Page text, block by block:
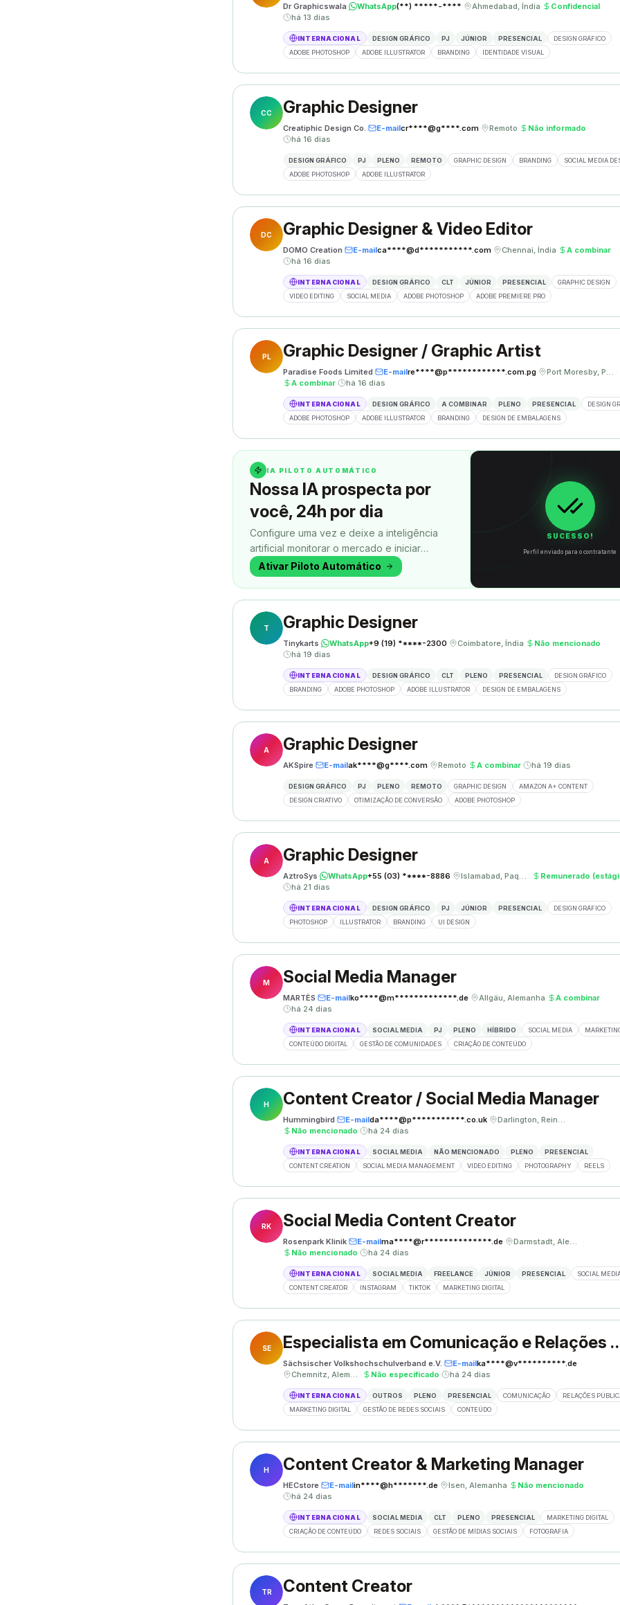
Dr Graphicswala· WhatsApp(**) *****-****· Ahmedabad, Índia· Confidencial·
há 13 dias
INTERNACIONAL DESIGN GRÁFICO PJ JÚNIOR PRESENCIAL
DESIGN GRÁFICO
ADOBE PHOTOSHOP
ADOBE ILLUSTRATOR BRANDING IDENTIDADE VISUAL
CC Graphic Designer
Creatiphic Design Co.· E-mailcr****@g****.com· Remoto· Não informado·
há 16 dias
DESIGN GRÁFICO PJ PLENO REMOTO GRAPHIC DESIGN BRANDING
SOCIAL MEDIA
ADOBE PHOTOSHOP
ADOBE ILLUSTRATOR
DC Graphic Designer & Video Editor
DOMO Creation· E-mailca****@d***********.com· Chennai, Índia· A combinar·
há 16 dias
INTERNACIONAL DESIGN GRÁFICO CLT JÚNIOR PRESENCIAL
GRAPHIC DESIGN
VIDEO EDITING
SOCIAL MEDIA ADOBE PHOTOSHOP ADOBE PREMIERE PRO
PL Graphic Designer / Graphic Artist
Paradise Foods Limited· E-mailre****@p************.com.pg· Port Moresby, Papua Nova Guiné ·
A combinar· há 16 dias
INTERNACIONAL DESIGN GRÁFICO A COMBINAR PLENO PRESENCIAL
DESIGN
ADOBE PHOTOSHOP
ADOBE ILLUSTRATOR BRANDING DESIGN DE EMBALAGENS
IA PILOTO AUTOMÁTICO
Nossa IA prospecta por
você, 24h por dia
Configure uma vez e deixe a inteligência
artificial monitorar o mercado e iniciar
contatos enquanto você faz outra coisa.
Ativar Piloto Automático
SUCESSO!
Perfil enviado para o contratante
T Graphic Designer
Tinykarts· WhatsApp+9 (19) *****-2300· Coimbatore, Índia· Não mencionado·
há 19 dias
INTERNACIONAL DESIGN GRÁFICO CLT PLENO PRESENCIAL
DESIGN GRÁFICO
BRANDING
ADOBE PHOTOSHOP ADOBE ILLUSTRATOR DESIGN DE EMBALAGENS
A Graphic Designer
AKSpire· E-mailak****@g****.com· Remoto· A combinar· há 19 dias
DESIGN GRÁFICO PJ PLENO REMOTO GRAPHIC DESIGN
AMAZON A+ CONTENT
DESIGN CRIATIVO
OTIMIZAÇÃO DE CONVERSÃO ADOBE PHOTOSHOP
A Graphic Designer
AztroSys· WhatsApp+55 (03) *****-8886· Islamabad, Paquistão ·
Remunerado
há 21 dias
INTERNACIONAL DESIGN GRÁFICO PJ JÚNIOR PRESENCIAL
DESIGN GRÁFICO
PHOTOSHOP
ILLUSTRATOR BRANDING UI DESIGN
M Social Media Manager
MARTÈS· E-mailko****@m*************.de· Allgäu, Alemanha· A combinar·
há 24 dias
INTERNACIONAL SOCIAL MEDIA PJ PLENO HÍBRIDO SOCIAL MEDIA
CONTEÚDO DIGITAL
GESTÃO DE COMUNIDADES CRIAÇÃO DE CONTEÚDO
H Content Creator / Social Media Manager
Hummingbird· E-mailda****@p***********.co.uk· Darlington, Reino Unido ·
Não mencionado· há 24 dias
INTERNACIONAL SOCIAL MEDIA NÃO MENCIONADO PLENO
PRESENCIAL
CONTENT CREATION
SOCIAL MEDIA MANAGEMENT VIDEO EDITING PHOTOGRAPHY REELS
RK Social Media Content Creator
Rosenpark Klinik· E-mailma****@r**************.de· Darmstadt, Alemanha
·
Não mencionado· há 24 dias
INTERNACIONAL SOCIAL MEDIA FREELANCE JÚNIOR PRESENCIAL
SOCIAL
CONTENT CREATOR
INSTAGRAM TIKTOK MARKETING DIGITAL
SE Especialista em
Sächsischer Volkshochschulverband e.V.· E-mailka****@v**********.de·
Chemnitz, Alemanha · Não especificado· há 24 dias
INTERNACIONAL OUTROS PLENO PRESENCIAL COMUNICAÇÃO
RELAÇÕES
MARKETING DIGITAL
GESTÃO DE REDES SOCIAIS CONTEÚDO
H Content Creator & Marketing Manager
HECstore· E-mailin****@h*******.de· Isen, Alemanha· Não mencionado·
há 24 dias
INTERNACIONAL SOCIAL MEDIA CLT PLENO PRESENCIAL
MARKETING DIGITAL
CRIAÇÃO DE CONTEÚDO
REDES SOCIAIS GESTÃO DE MÍDIAS SOCIAIS FOTOGRAFIA
TR Content Creator